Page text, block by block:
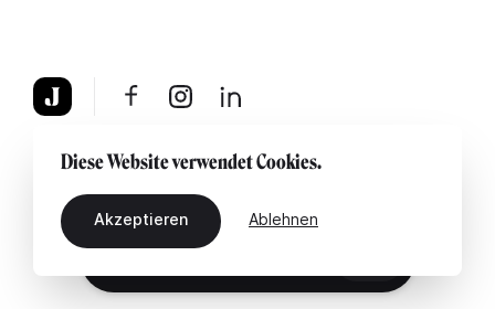
Über uns Rechtshinweis Kontaktiere uns
Diese Website verwendet Cookies.
Akzeptieren Ablehnen